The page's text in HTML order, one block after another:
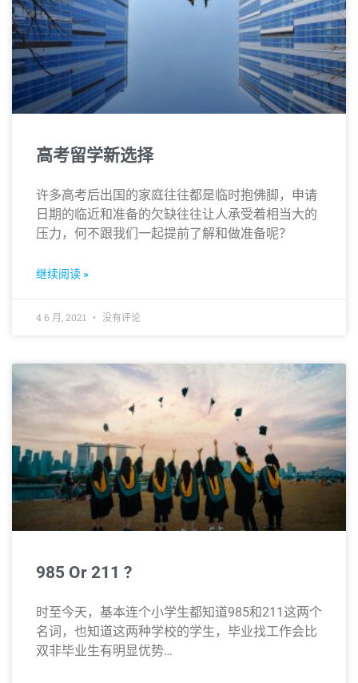
高考留学新选择
许多高考后出国的家庭往往都是临时抱佛脚，申请
日期的临近和准备的欠缺往往让人承受着相当大的
压力，何不跟我们一起提前了解和做准备呢？
继续阅读 »
4 6 月, 2021 没有评论
985 Or 211 ?
时至今天，基本连个小学生都知道985和211这两个
名词，也知道这两种学校的学生，毕业找工作会比
双非毕业生有明显优势…